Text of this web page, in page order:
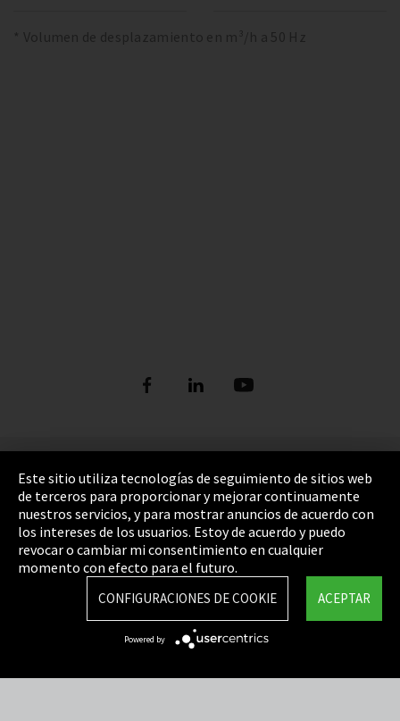
* Volumen de desplazamiento en m³/h a 50 Hz
Pie de imprenta
Política de privacidad
Cookie Settings
Términos y Condiciones
Mapa del sitio
Integrity Line
Este sitio utiliza tecnologías de seguimiento de sitios web
de terceros para proporcionar y mejorar continuamente
nuestros servicios, y para mostrar anuncios de acuerdo con
los intereses de los usuarios. Estoy de acuerdo y puedo
revocar o cambiar mi consentimiento en cualquier
momento con efecto para el futuro.
ACEPTAR
CONFIGURACIONES DE COOKIE
Powered by